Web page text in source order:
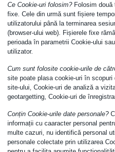
Ce Cookie-uri folosim? Folosim
fixe. Cele din urmă sunt fișiere
utilizatorului până la terminarea
(browser-ului web). Fișierele fixe
perioada în parametrii Cookie-ului
utilizator.
Cum sunt folosite cookie-urile de
site poate plasa cookie-uri în scopuri
site-ului, Cookie-uri de analiză a
geotargetting, Cookie-uri de
Conțin Cookie-urile date personale?
informații cu caaracter personal
multe cazuri, nu identifică personal
personale colectate prin utilizarea